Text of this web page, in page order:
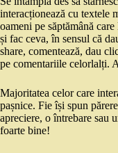
interacționează cu textele
oameni pe săptămână
și fac ceva, în sensul că
share, comentează, dau
pe comentariile celorlalți.
Majoritatea celor care
pașnice. Fie își spun
apreciere, o întrebare sau
foarte bine!